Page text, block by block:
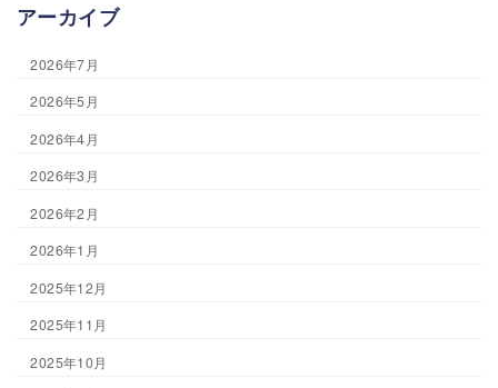
アーカイブ
2026年7月
2026年5月
2026年4月
2026年3月
2026年2月
2026年1月
2025年12月
2025年11月
2025年10月